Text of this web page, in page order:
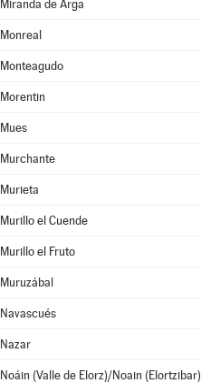
Miranda de Arga
Monreal
Monteagudo
Morentin
Mues
Murchante
Murieta
Murillo el Cuende
Murillo el Fruto
Muruzábal
Navascués
Nazar
Noáin (Valle de Elorz)/Noain (Elortzibar)